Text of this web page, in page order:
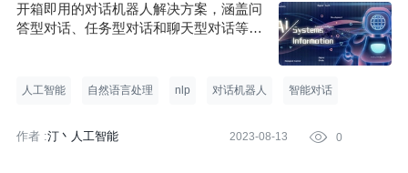
开箱即用的对话机器人解决方案，涵盖问
答型对话、任务型对话和聊天型对话等多
人工智能 自然语言处理 nlp 对话机器人 智能对话
作者 :汀丶人工智能 2023-08-13  0